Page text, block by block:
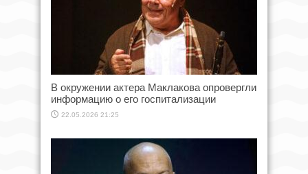
В окружении актера Маклакова опровергли
информацию о его госпитализации
22.05.2026 21:25